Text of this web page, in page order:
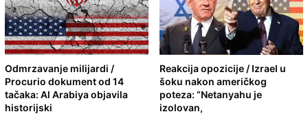
Odmrzavanje milijardi /
Procurio dokument od 14
tačaka: Al Arabiya objavila
historijski
Reakcija opozicije / Izrael u
šoku nakon američkog
poteza: “Netanyahu je
izolovan,